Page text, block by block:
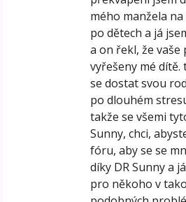
mého manžela
po dětech a já
a on řekl, že
vyřešeny mé
se dostat svou
po dlouhém
takže se všemi
Sunny, chci,
fóru, aby se se
díky DR Sunny a
pro někoho v